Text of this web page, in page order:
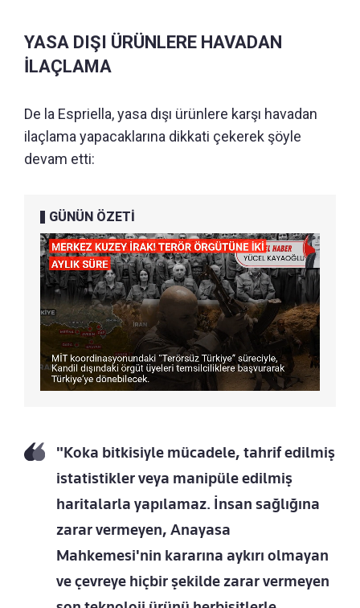
YASA DIŞI ÜRÜNLERE HAVADAN
İLAÇLAMA
De la Espriella, yasa dışı ürünlere karşı havadan
ilaçlama yapacaklarına dikkati çekerek şöyle
devam etti:
GÜNÜN ÖZETİ
"Koka bitkisiyle mücadele, tahrif edilmiş
istatistikler veya manipüle edilmiş
haritalarla yapılamaz. İnsan sağlığına
zarar vermeyen, Anayasa
Mahkemesi'nin kararına aykırı olmayan
ve çevreye hiçbir şekilde zarar vermeyen